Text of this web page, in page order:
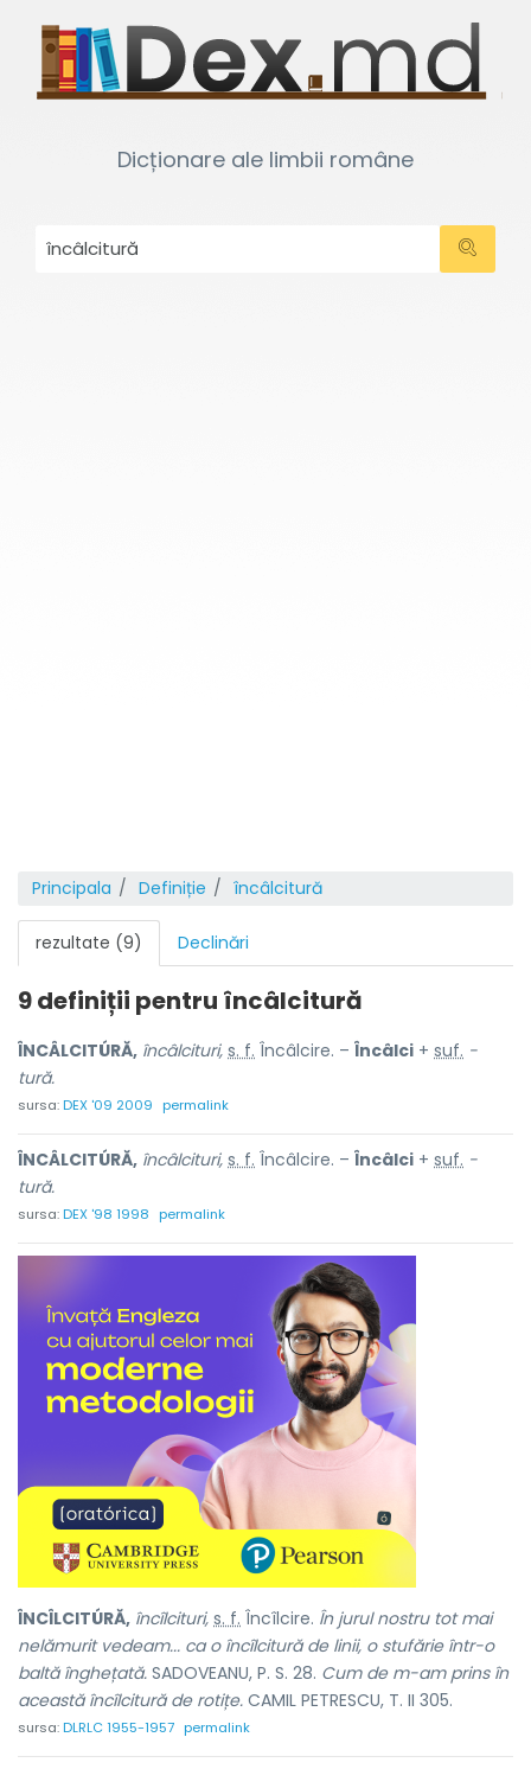
Dicționare ale limbii române
Principala Definiție încâlcitură
rezultate (9) Declinări
9 definiții pentru încâlcitură
ÎNCÂLCITÚRĂ, încâlcituri, s. f. Încâlcire. – Încâlci + suf. -
tură.
sursa:DEX '09 2009 permalink
ÎNCÂLCITÚRĂ, încâlcituri, s. f. Încâlcire. – Încâlci + suf. -
tură.
sursa:DEX '98 1998 permalink
ÎNCÎLCITÚRĂ, încîlcituri, s. f. Încîlcire. În jurul nostru tot mai
nelămurit vedeam... ca o încîlcitură de linii, o stufărie într-o
baltă înghețată. SADOVEANU, P. S. 28. Cum de m-am prins în
această încîlcitură de rotițe. CAMIL PETRESCU, T. II 305.
sursa:DLRLC 1955-1957 permalink